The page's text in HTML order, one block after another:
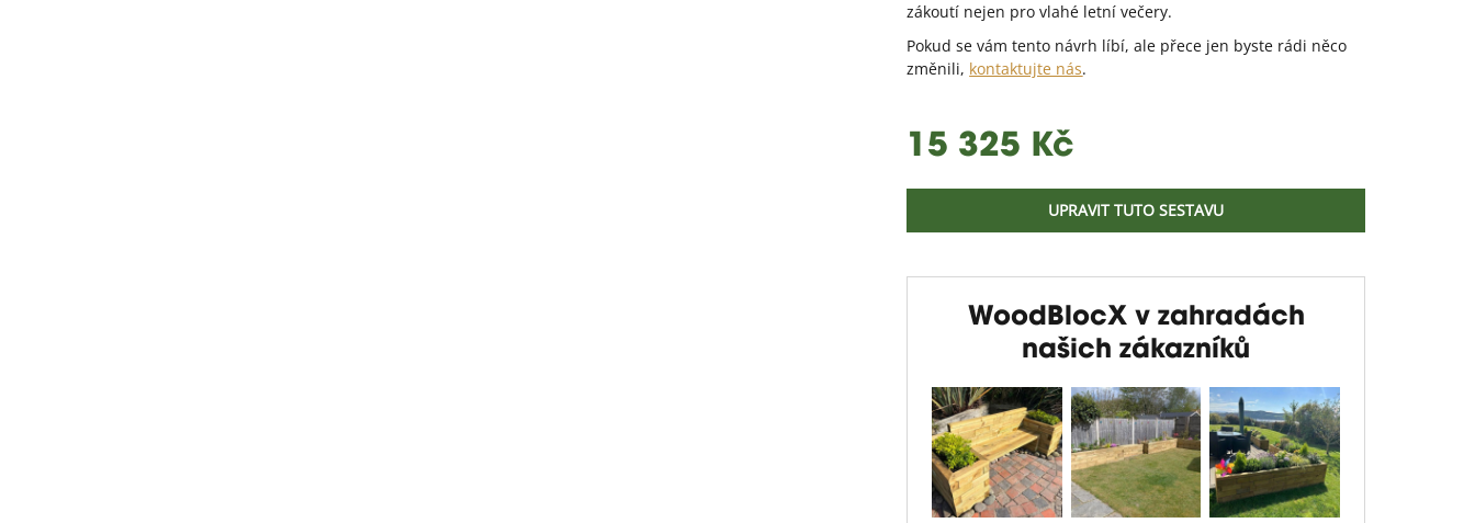
zákoutí nejen pro vlahé letní večery.
Pokud se vám tento návrh líbí, ale přece jen byste rádi něco
změnili, kontaktujte nás.
15 325 Kč
UPRAVIT TUTO SESTAVU
WoodBlocX v zahradách
našich zákazníků